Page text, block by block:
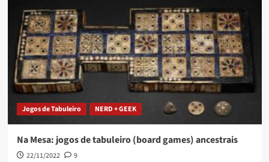
Jogos de Tabuleiro NERD + GEEK
Na Mesa: jogos de tabuleiro (board games) ancestrais
22/11/2022
9